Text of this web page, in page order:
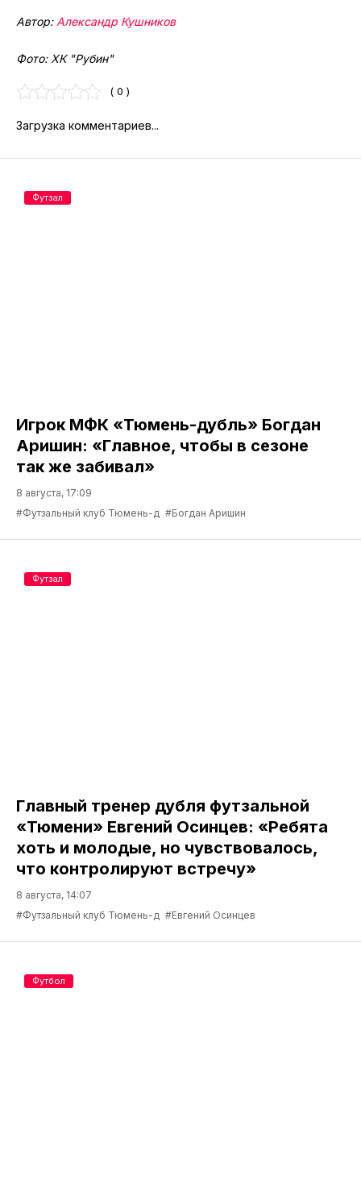
Автор: Александр Кушников
Фото: ХК "Рубин"
( 0 )
Загрузка комментариев...
Игрок МФК «Тюмень-дубль» Богдан
Аришин: «Главное, чтобы в сезоне
так же забивал»
8 августа, 17:09
#Футзальный клуб Тюмень-д #Богдан Аришин
Футзал
Главный тренер дубля футзальной
«Тюмени» Евгений Осинцев: «Ребята
хоть и молодые, но чувствовалось,
что контролируют встречу»
8 августа, 14:07
#Футзальный клуб Тюмень-д #Евгений Осинцев
Футзал
Футбол